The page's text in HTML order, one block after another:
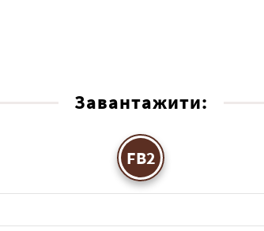
Завантажити:
FB2